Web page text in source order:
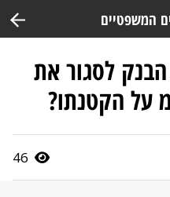
המשפטיים
לסגור את
על הקטנתו?
46